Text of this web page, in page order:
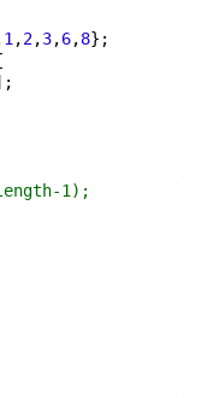
1 ,2,3,6,8};
1);